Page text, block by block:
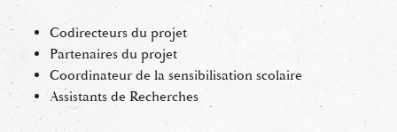
Codirecteurs du projet
Partenaires du projet
Coordinateur de la sensibilisation scolaire
Assistants de Recherches